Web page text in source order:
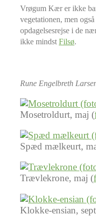
Vrøgum Kær er ikke
vegetationen, men
opdagelsesrejse i de
ikke mindstFilsø.
Rune Engelbreth
Mosetroldurt, maj (
Spæd mælkeurt,
Trævlekrone, maj (
Klokke-ensian,